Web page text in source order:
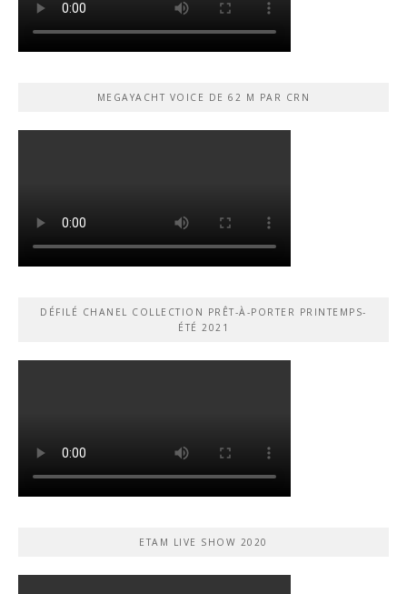
MEGAYACHT VOICE DE 62 M PAR CRN
DÉFILÉ CHANEL COLLECTION PRÊT-À-PORTER PRINTEMPS-
ÉTÉ 2021
ETAM LIVE SHOW 2020